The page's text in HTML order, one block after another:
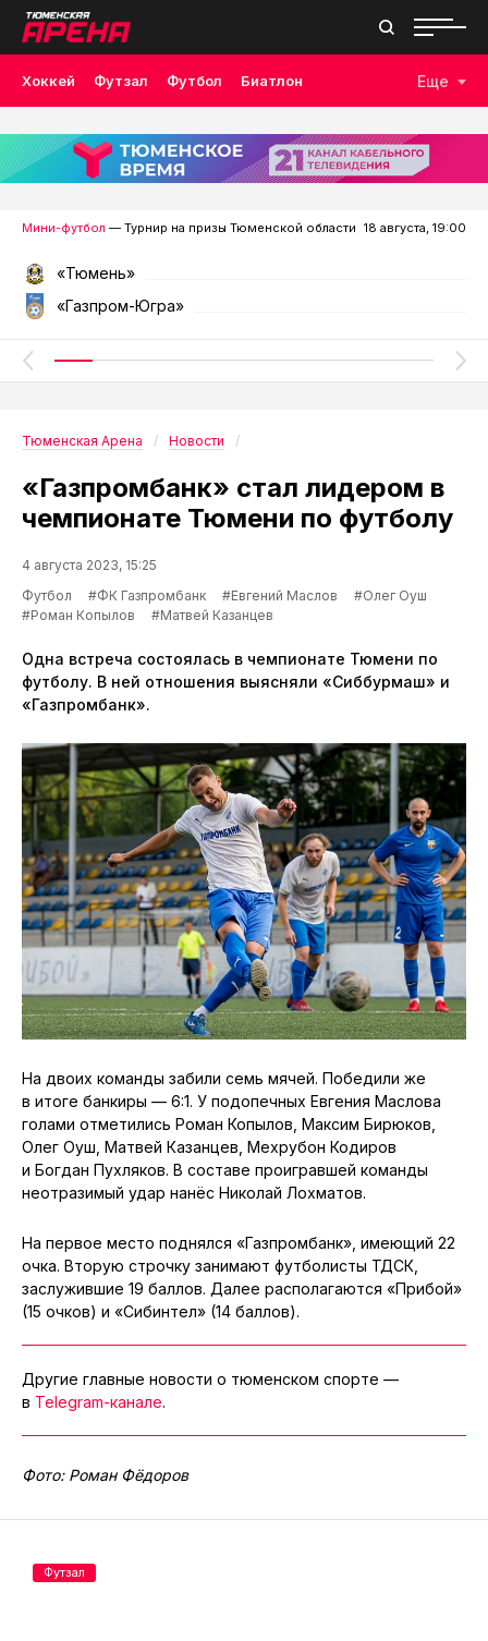
Хоккей Футзал Футбол Биатлон
Лыжные гонки Волейбол Плавание Дзюдо
Скалолазание Велоспорт Бокс
Еще
Мини-футбол — Турнир на призы Тюменской области 18 августа, 19:00
«Тюмень»
«Газпром-Югра»
Тюменская Арена Новости
«Газпромбанк» стал лидером в
чемпионате Тюмени по футболу
4 августа 2023, 15:25
Футбол
#ФК Газпромбанк #Евгений Маслов
#Олег Оуш
#Роман Копылов
#Матвей Казанцев
Одна встреча состоялась в чемпионате Тюмени по
футболу. В ней отношения выясняли «Сиббурмаш» и
«Газпромбанк».
На двоих команды забили семь мячей. Победили же
в итоге банкиры — 6:1. У подопечных Евгения Маслова
голами отметились Роман Копылов, Максим Бирюков,
Олег Оуш, Матвей Казанцев, Мехрубон Кодиров
и Богдан Пухляков. В составе проигравшей команды
неотразимый удар нанёс Николай Лохматов.
На первое место поднялся «Газпромбанк», имеющий 22
очка. Вторую строчку занимают футболисты ТДСК,
заслужившие 19 баллов. Далее располагаются «Прибой»
(15 очков) и «Сибинтел» (14 баллов).
Другие главные новости о тюменском спорте —
в Telegram-канале.
Фото: Роман Фёдоров
Футзал